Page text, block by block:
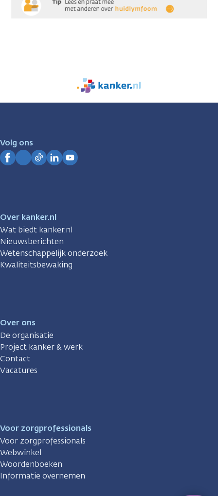
We
zijn
Volg ons
Over kanker.nl
Wat biedt kanker.nl
Nieuwsberichten
Wetenschappelijk onderzoek
Kwaliteitsbewaking
Over ons
De organisatie
Project kanker & werk
Contact
Vacatures
Voor zorgprofessionals
Voor zorgprofessionals
Webwinkel
Woordenboeken
Informatie overnemen